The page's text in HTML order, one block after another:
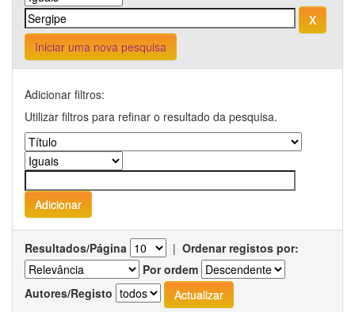
Iniciar uma nova pesquisa
Adicionar filtros:
Utilizar filtros para refinar o resultado da pesquisa.
Resultados/Página | Ordenar registos por:
Por ordem
Autores/Registo